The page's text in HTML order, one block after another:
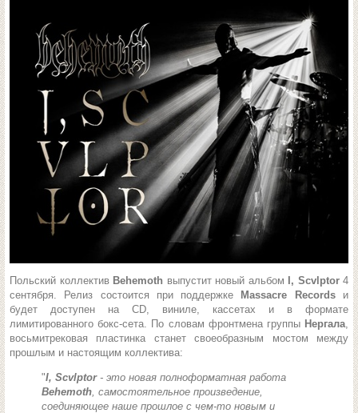
Польский коллектив Behemoth выпустит новый альбом I, Scvlptor 4
сентября. Релиз состоится при поддержке
Massacre Records
и
будет доступен на CD, виниле, кассетах и в формате
лимитированного бокс-сета. По словам фронтмена группы Нергала,
восьмитрековая пластинка станет своеобразным мостом между
прошлым и настоящим коллектива:
"I, Scvlptor - это новая полноформатная работа
Behemoth, самостоятельное произведение,
соединяющее наше прошлое с чем-то новым и